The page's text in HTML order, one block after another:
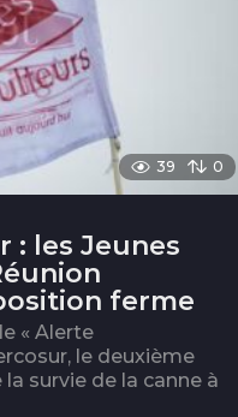
39 0
: les Jeunes
ferme
« Alerte
le deuxième
survie de la canne à